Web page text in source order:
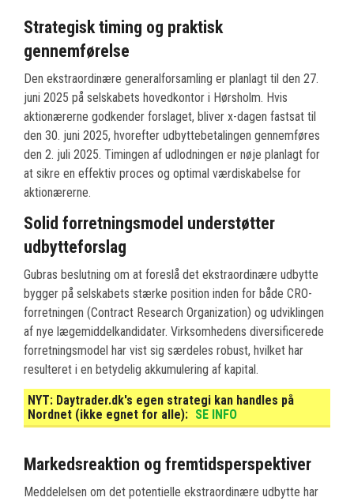
Strategisk timing og praktisk
gennemførelse
Den ekstraordinære generalforsamling er planlagt til den 27.
juni 2025 på selskabets hovedkontor i Hørsholm. Hvis
aktionærerne godkender forslaget, bliver x-dagen fastsat til
den 30. juni 2025, hvorefter udbyttebetalingen gennemføres
den 2. juli 2025. Timingen af udlodningen er nøje planlagt for
at sikre en effektiv proces og optimal værdiskabelse for
aktionærerne.
Solid forretningsmodel understøtter
udbytteforslag
Gubras beslutning om at foreslå det ekstraordinære udbytte
bygger på selskabets stærke position inden for både CRO-
forretningen (Contract Research Organization) og udviklingen
af nye lægemiddelkandidater. Virksomhedens diversificerede
forretningsmodel har vist sig særdeles robust, hvilket har
resulteret i en betydelig akkumulering af kapital.
NYT: Daytrader.dk's egen strategi kan handles på
Nordnet (ikke egnet for alle): SE INFO
Markedsreaktion og fremtidsperspektiver
Meddelelsen om det potentielle ekstraordinære udbytte har